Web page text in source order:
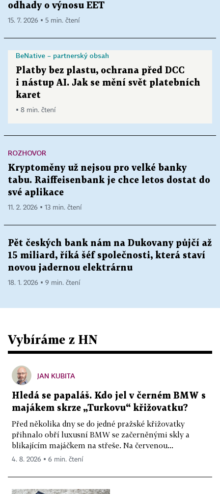
odhady o výnosu EET
15. 7. 2026 ▪ 5 min. čtení
BeNative – partnerský obsah
Platby bez plastu, ochrana před DCC
i nástup AI. Jak se mění svět platebních
karet
▪ 8 min. čtení
ROZHOVOR
Kryptoměny už nejsou pro velké banky
tabu. Raiffeisenbank je chce letos dostat do
své aplikace
11. 2. 2026 ▪ 13 min. čtení
Pět českých bank nám na Dukovany půjčí až
15 miliard, říká šéf společnosti, která staví
novou jadernou elektrárnu
18. 1. 2026 ▪ 9 min. čtení
Vybíráme z HN
JAN KUBITA
Hledá se papaláš. Kdo jel v černém BMW s
majákem skrze „Turkovu“ křižovatku?
Před několika dny se do jedné pražské křižovatky
přihnalo obří luxusní BMW se začerněnými skly a
blikajícím majáčkem na střeše. Na červenou...
4. 8. 2026 ▪ 6 min. čtení